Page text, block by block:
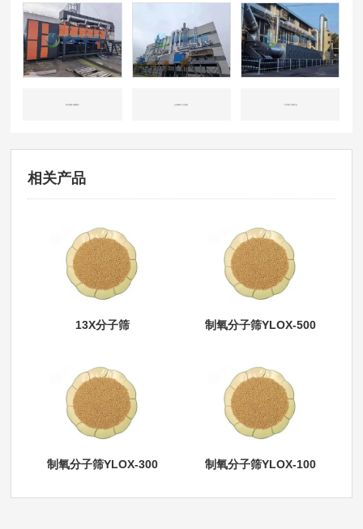
相关产品
13X分子筛 制氧分子筛YLOX-500
制氧分子筛YLOX-300 制氧分子筛YLOX-100